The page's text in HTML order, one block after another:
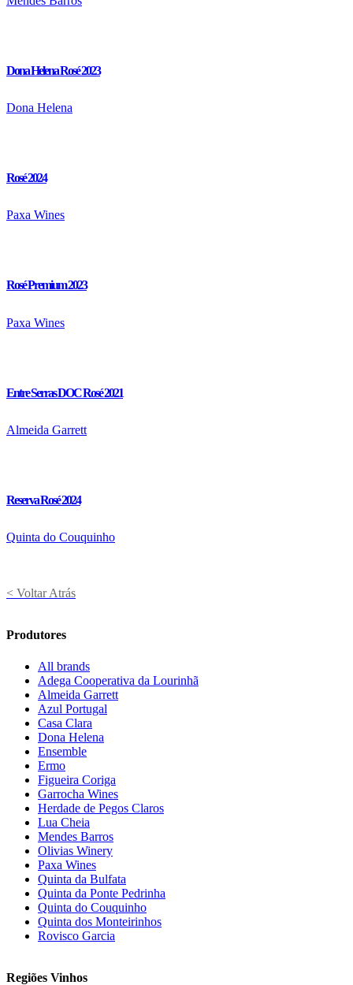
Dona Helena Rosé 2023
Dona Helena
Rosé 2024
Paxa Wines
Rosé Premium 2023
Paxa Wines
Entre Serras DOC Rosé 2021
Almeida Garrett
Reserva Rosé 2024
Quinta do Couquinho
< Voltar Atrás
Produtores
All brands
Adega Cooperativa da Lourinhã
Almeida Garrett
Azul Portugal
Casa Clara
Dona Helena
Ensemble
Ermo
Figueira Coriga
Garrocha Wines
Herdade de Pegos Claros
Lua Cheia
Mendes Barros
Olivias Winery
Paxa Wines
Quinta da Bulfata
Quinta da Ponte Pedrinha
Quinta do Couquinho
Quinta dos Monteirinhos
Rovisco Garcia
Regiões Vinhos